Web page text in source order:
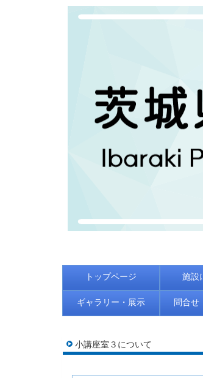
トップページ 施設
ギャラリー・展示 問合せ
小講座室３について